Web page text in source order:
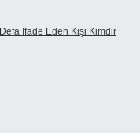
Ifade Eden Kişi Kimdir